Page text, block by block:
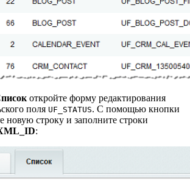
откройте форму редактирования
поля UF_STATUS. С помощью кнопки
новую строку и заполните строки
: